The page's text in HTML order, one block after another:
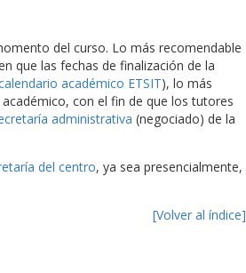
del curso. Lo más recomendable
que las fechas de finalización de la
académico ETSIT), lo más
con el fin de que los tutores
administrativa (negociado) de la
del centro, ya sea presencialmente,
[Volver al índice]